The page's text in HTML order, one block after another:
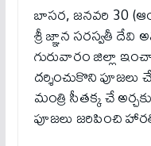
బాసర, జనవరి 30
శ్రీ జ్ఞాన సరస్వతీ
గురువారం జిల్లా
దర్శించుకొని
మంత్రి సీతక్క చే
పూజలు జరిపించి